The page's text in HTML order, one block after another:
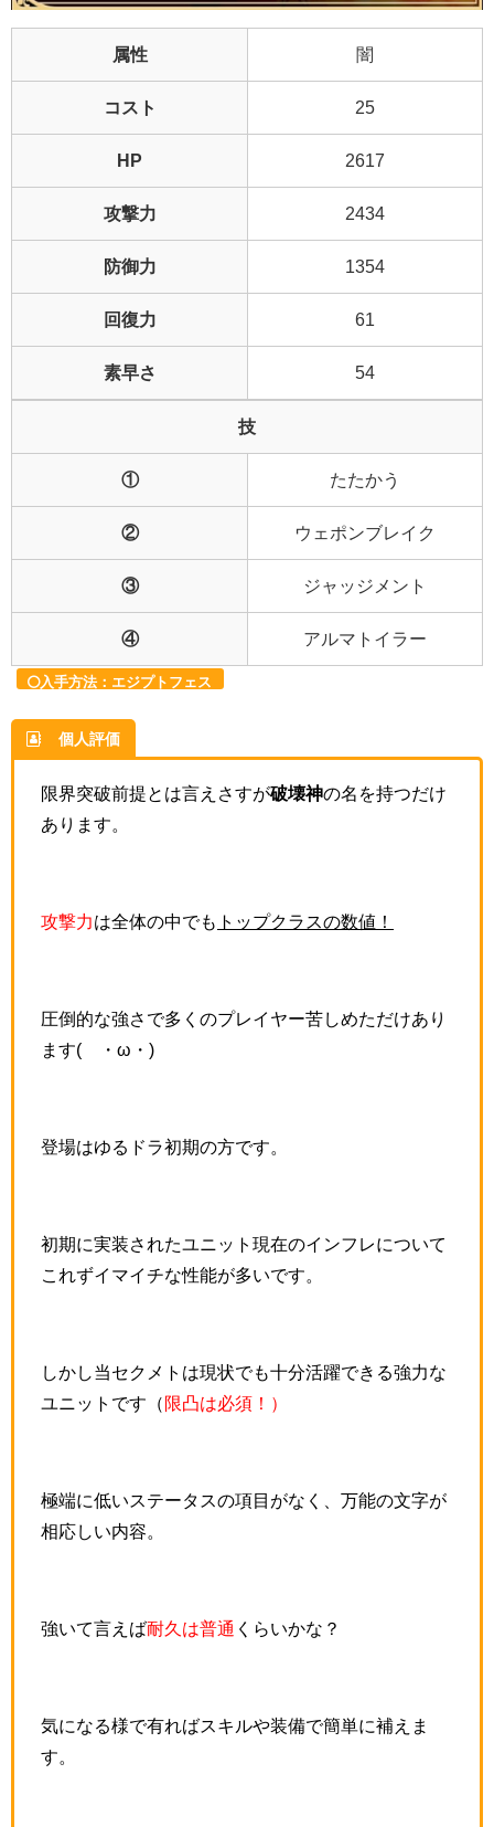
属性 闇
コスト 25
HP 2617
攻撃力 2434
防御力 1354
回復力 61
素早さ 54
技
① たたかう
② ウェポンブレイク
③ ジャッジメント
④ アルマトイラー
入手方法：エジプトフェス
個人評価
限界突破前提とは言えさすが破壊神の名を持つだけ
あります。
攻撃力は全体の中でも トップクラスの数値！
圧倒的な強さで多くのプレイヤー苦しめただけあり
ます(´・ω・)
登場はゆるドラ初期の方です。
初期に実装されたユニット現在のインフレについて
これずイマイチな性能が多いです。
しかし当セクメトは現状でも十分活躍できる強力な
ユニットです（ 限凸は必須！）
極端に低いステータスの項目がなく、万能の文字が
相応しい内容。
強いて言えば耐久は普通 くらいかな？
気になる様で有ればスキルや装備で簡単に補えま
す。